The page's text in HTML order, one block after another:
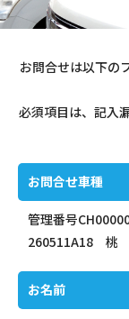
お問合せは以下の
必須項目は、記入
お問合せ車種
管理番号
260511A18 桃
お名前